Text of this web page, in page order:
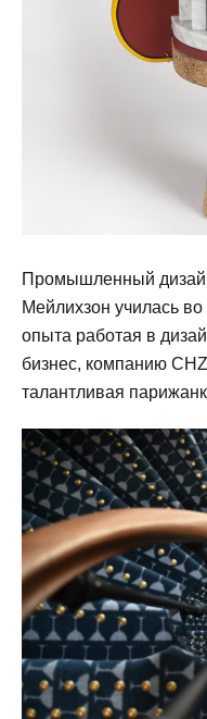
Промышленный
Мейлихзон училась
опыта работая в
бизнес, компанию
талантливая